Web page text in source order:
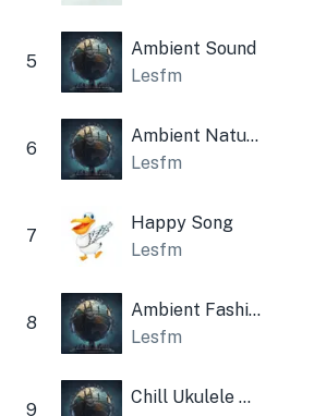
5
Ambient Sound
Lesfm
6
Ambient Nature
Lesfm
7
Happy Song
Lesfm
8
Ambient Fashion Style
Lesfm
9
Chill Ukulele And Acoustic Guitar